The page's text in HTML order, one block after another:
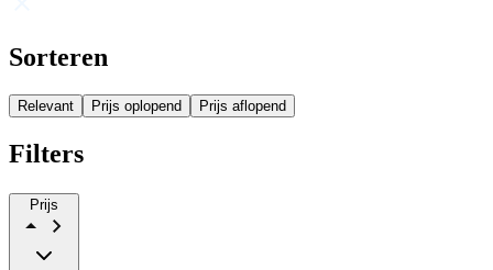
Sorteren
Relevant Prijs oplopend Prijs aflopend
Filters
Prijs